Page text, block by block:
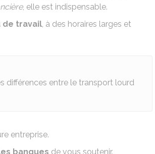
, elle est indispensable.
de travail, à des horaires larges et
différences entre le transport lourd
entreprise.
banques de vous soutenir.